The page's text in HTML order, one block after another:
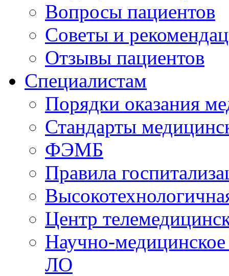
Вопросы пациентов
Советы и
Отзывы пациентов
Специалистам
Порядки оказания
Стандарты
ФЭМБ
Правила
Центр
Научно-
ЛО